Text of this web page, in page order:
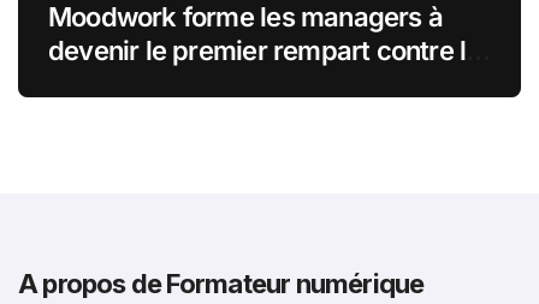
Moodwork forme les managers à
devenir le premier rempart contre le
A propos de Formateur numérique